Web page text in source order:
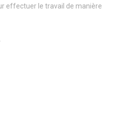
effectuer le travail de manière